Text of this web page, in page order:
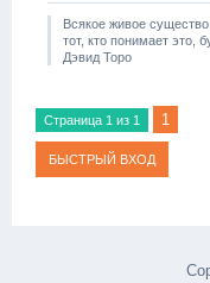
Всякое живое
тот, кто понимает это,
Дэвид Торо
Страница 1 из 1 1